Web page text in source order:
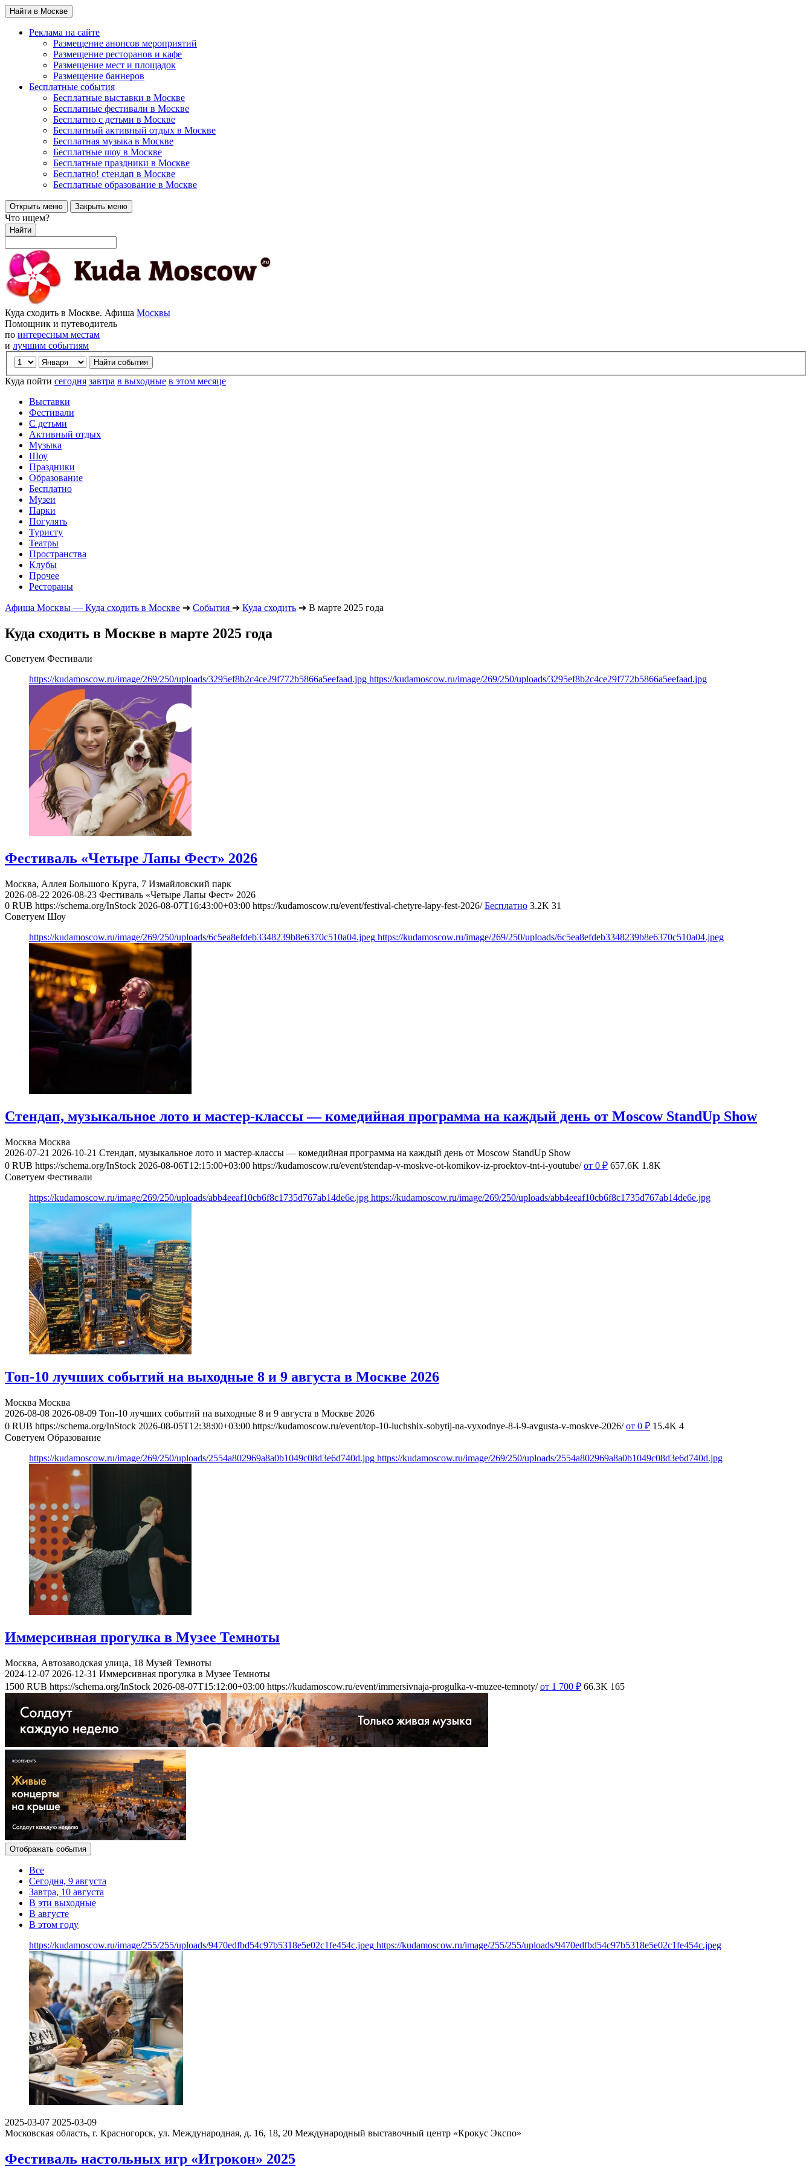
Найти в Москве
Реклама на сайте
Размещение анонсов мероприятий
Размещение ресторанов и кафе
Размещение мест и площадок
Размещение баннеров
Бесплатные события
Бесплатные выставки в Москве
Бесплатные фестивали в Москве
Бесплатно с детьми в Москве
Бесплатный активный отдых в Москве
Бесплатная музыка в Москве
Бесплатные шоу в Москве
Бесплатные праздники в Москве
Бесплатно! стендап в Москве
Бесплатные образование в Москве
Открыть меню Закрыть меню
Что ищем?
Найти
Куда сходить в Москве. Афиша Москвы
Помощник и путеводитель
по интересным местам
и лучшим событиям
Куда пойти сегодня завтра в выходные в этом месяце
Выставки
Фестивали
С детьми
Активный отдых
Музыка
Шоу
Праздники
Образование
Бесплатно
Музеи
Парки
Погулять
Туристу
Театры
Пространства
Клубы
Прочее
Рестораны
Афиша Москвы — Куда сходить в Москве ➔ События ➔ Куда сходить ➔ В марте 2025 года
Куда сходить в Москве в марте 2025 года
Советуем Фестивали
https://kudamoscow.ru/image/269/250/uploads/3295ef8b2c4ce29f772b5866a5eefaad.jpg https://kudamoscow.ru/image/269/250/uploads/3295ef8b2c4ce29f772b5866a5eefaad.jpg
Фестиваль «Четыре Лапы Фест» 2026
Москва, Аллея Большого Круга, 7 Измайловский парк
2026-08-22 2026-08-23 Фестиваль «Четыре Лапы Фест» 2026
0 RUB https://schema.org/InStock 2026-08-07T16:43:00+03:00 https://kudamoscow.ru/event/festival-chetyre-lapy-fest-2026/ Бесплатно 3.2K 31
Советуем Шоу
https://kudamoscow.ru/image/269/250/uploads/6c5ea8efdeb3348239b8e6370c510a04.jpeg https://kudamoscow.ru/image/269/250/uploads/6c5ea8efdeb3348239b8e6370c510a04.jpeg
Стендап, музыкальное лото и мастер-классы — комедийная программа на каждый день от Moscow StandUp Show
Москва Москва
2026-07-21 2026-10-21 Стендап, музыкальное лото и мастер-классы — комедийная программа на каждый день от Moscow StandUp Show
0 RUB https://schema.org/InStock 2026-08-06T12:15:00+03:00 https://kudamoscow.ru/event/stendap-v-moskve-ot-komikov-iz-proektov-tnt-i-youtube/ от 0 ₽ 657.6K 1.8K
Советуем Фестивали
https://kudamoscow.ru/image/269/250/uploads/abb4eeaf10cb6f8c1735d767ab14de6e.jpg https://kudamoscow.ru/image/269/250/uploads/abb4eeaf10cb6f8c1735d767ab14de6e.jpg
Топ-10 лучших событий на выходные 8 и 9 августа в Москве 2026
Москва Москва
2026-08-08 2026-08-09 Топ-10 лучших событий на выходные 8 и 9 августа в Москве 2026
0 RUB https://schema.org/InStock 2026-08-05T12:38:00+03:00 https://kudamoscow.ru/event/top-10-luchshix-sobytij-na-vyxodnye-8-i-9-avgusta-v-moskve-2026/ от 0 ₽ 15.4K 4
Советуем Образование
https://kudamoscow.ru/image/269/250/uploads/2554a802969a8a0b1049c08d3e6d740d.jpg https://kudamoscow.ru/image/269/250/uploads/2554a802969a8a0b1049c08d3e6d740d.jpg
Иммерсивная прогулка в Музее Темноты
Москва, Автозаводская улица, 18 Музей Темноты
2024-12-07 2026-12-31 Иммерсивная прогулка в Музее Темноты
1500 RUB https://schema.org/InStock 2026-08-07T15:12:00+03:00 https://kudamoscow.ru/event/immersivnaja-progulka-v-muzee-temnoty/ от 1 700 ₽ 66.3K 165
Отображать события
Все
Сегодня, 9 августа
Завтра, 10 августа
В эти выходные
В августе
В этом году
https://kudamoscow.ru/image/255/255/uploads/9470edfbd54c97b5318e5e02c1fe454c.jpeg https://kudamoscow.ru/image/255/255/uploads/9470edfbd54c97b5318e5e02c1fe454c.jpeg
2025-03-07 2025-03-09
Московская область, г. Красногорск, ул. Международная, д. 16, 18, 20 Международный выставочный центр «Крокус Экспо»
Фестиваль настольных игр «Игрокон» 2025